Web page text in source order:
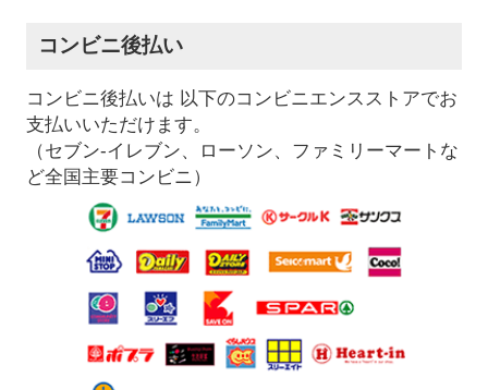
コンビニ後払い
コンビニ後払いは 以下のコンビニエンスストアでお
支払いいただけます。
（セブン-イレブン、ローソン、ファミリーマートな
ど全国主要コンビニ）